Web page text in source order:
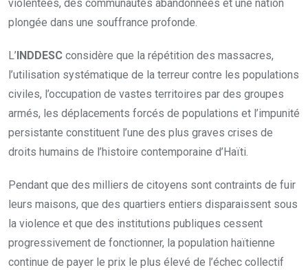
violentées, des communautés abandonnées et une nation
plongée dans une souffrance profonde.
L’INDDESC considère que la répétition des massacres,
l’utilisation systématique de la terreur contre les populations
civiles, l’occupation de vastes territoires par des groupes
armés, les déplacements forcés de populations et l’impunité
persistante constituent l’une des plus graves crises de
droits humains de l’histoire contemporaine d’Haïti.
Pendant que des milliers de citoyens sont contraints de fuir
leurs maisons, que des quartiers entiers disparaissent sous
la violence et que des institutions publiques cessent
progressivement de fonctionner, la population haïtienne
continue de payer le prix le plus élevé de l’échec collectif